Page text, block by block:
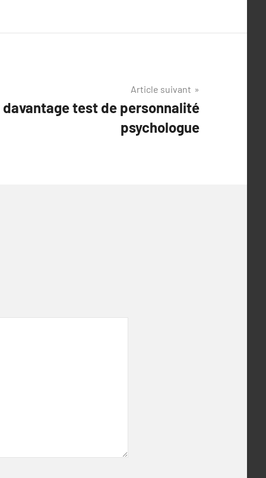
Article suivant
davantage test de personnalité
psychologue